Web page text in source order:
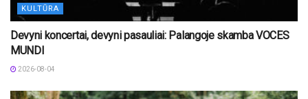
KULTŪRA
Devyni koncertai, devyni pasauliai: Palangoje skamba VOCES
MUNDI
2026-08-04